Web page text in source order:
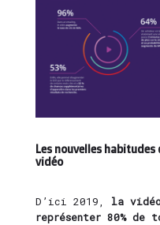
Les nouvelles
vidéo
D’ici 2019,
la
représenter 80%